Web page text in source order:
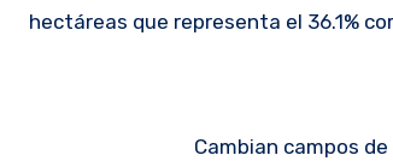
hectáreas que representa el 36.1%
Cambian campos